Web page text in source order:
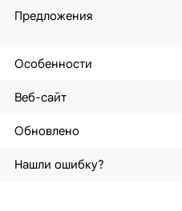
Предложения
Особенности
Веб-сайт
Обновлено
Нашли ошибку?